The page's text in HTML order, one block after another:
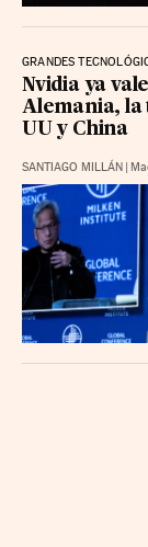
GRANDES
Nvidia ya
Alemania, la
UU y China
SANTIAGO MILLÁN |